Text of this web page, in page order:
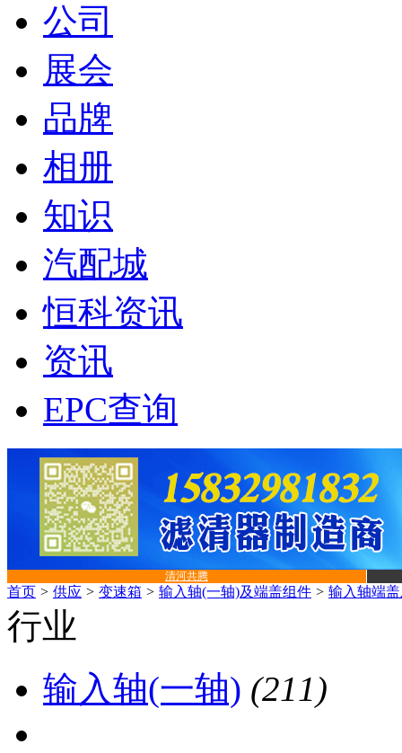
公司
展会
品牌
相册
知识
汽配城
恒科资讯
资讯
EPC查询
清河共腾
首页 > 供应 > 变速箱 > 输入轴(一轴)及端盖组件 > 输入轴端
行业
输入轴(一轴) (211)